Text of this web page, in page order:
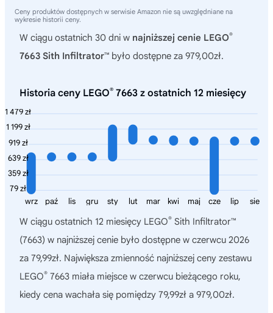
Ceny produktów dostępnych w serwisie Amazon nie są uwzględniane na
wykresie historii ceny.
W ciągu ostatnich 30 dni w najniższej cenie LEGO®
7663 Sith Infiltrator™ było dostępne za 979,00zł.
Historia ceny LEGO® 7663 z ostatnich 12 miesięcy
1 479 zł
1 199 zł
919 zł
639 zł
359 zł
79 zł
sie
lip
cze
maj
kwi
mar
lut
sty
gru
lis
paź
wrz
W ciągu ostatnich 12 miesięcy LEGO® Sith Infiltrator™
(7663) w najniższej cenie było dostępne w czerwcu 2026
za 79,99zł. Największa zmienność najniższej ceny zestawu
LEGO® 7663 miała miejsce w czerwcu bieżącego roku,
kiedy cena wachała się pomiędzy 79,99zł a 979,00zł.